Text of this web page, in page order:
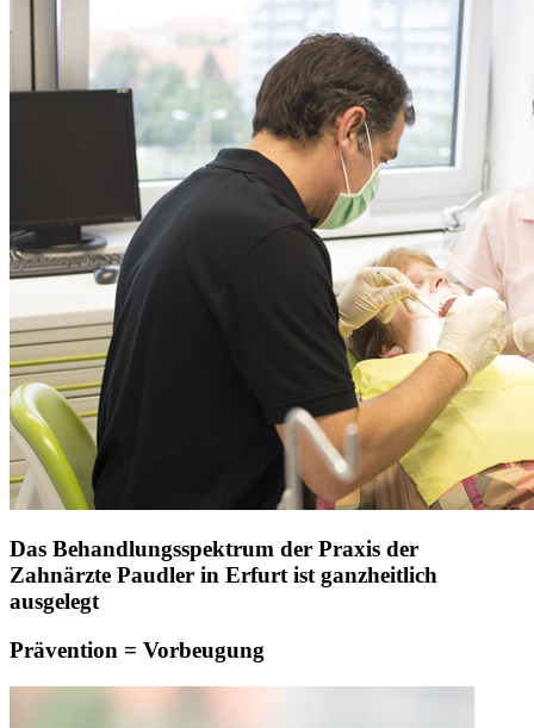
Das Behandlungsspektrum der Praxis der
Zahnärzte Paudler in Erfurt ist ganzheitlich
ausgelegt
Prävention = Vorbeugung